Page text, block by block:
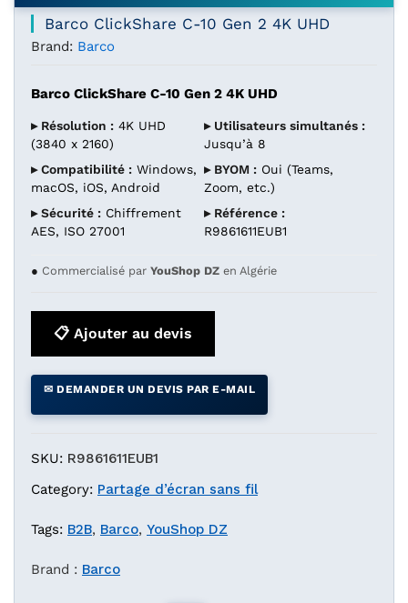
Barco ClickShare C-10 Gen 2 4K UHD
Brand: Barco
Barco ClickShare C-10 Gen 2 4K UHD
▸ Résolution : 4K UHD
(3840 x 2160)
▸ Utilisateurs simultanés :
Jusqu’à 8
▸ Compatibilité : Windows,
macOS, iOS, Android
▸ BYOM : Oui (Teams,
Zoom, etc.)
▸ Sécurité : Chiffrement
AES, ISO 27001
▸ Référence :
R9861611EUB1
● Commercialisé par YouShop DZ en Algérie
📋 Ajouter au devis
✉ DEMANDER UN DEVIS PAR E-MAIL
SKU: R9861611EUB1
Category: Partage d’écran sans fil
Tags: B2B, Barco, YouShop DZ
Brand : Barco